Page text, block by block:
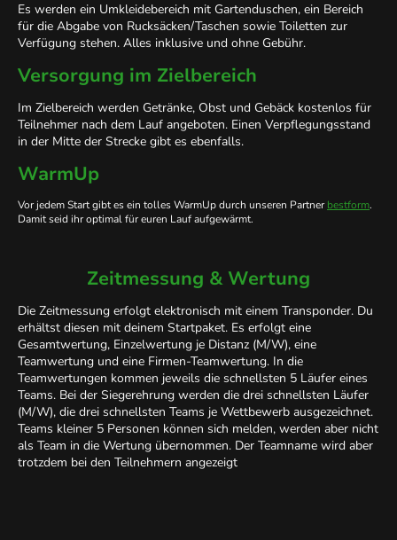
Es werden ein Umkleidebereich mit Gartenduschen, ein Bereich
für die Abgabe von Rucksäcken/Taschen sowie Toiletten zur
Verfügung stehen. Alles inklusive und ohne Gebühr.
Versorgung im Zielbereich
Im Zielbereich werden Getränke, Obst und Gebäck kostenlos für
Teilnehmer nach dem Lauf angeboten. Einen Verpflegungsstand
in der Mitte der Strecke gibt es ebenfalls.
WarmUp
Vor jedem Start gibt es ein tolles WarmUp durch unseren Partnerbestform.
Damit seid ihr optimal für euren Lauf aufgewärmt.
Zeitmessung & Wertung
Die Zeitmessung erfolgt elektronisch mit einem Transponder. Du
erhältst diesen mit deinem Startpaket. Es erfolgt eine
Gesamtwertung, Einzelwertung je Distanz (M/W), eine
Teamwertung und eine Firmen-Teamwertung. In die
Teamwertungen kommen jeweils die schnellsten 5 Läufer eines
Teams. Bei der Siegerehrung werden die drei schnellsten Läufer
(M/W), die drei schnellsten Teams je Wettbewerb ausgezeichnet.
Teams kleiner 5 Personen können sich melden, werden aber nicht
als Team in die Wertung übernommen. Der Teamname wird aber
trotzdem bei den Teilnehmern angezeigt